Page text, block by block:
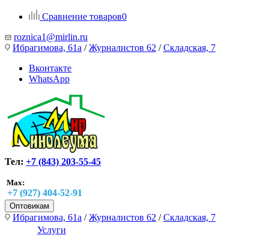
Сравнение товаров0
roznica1@mirlin.ru
Ибрагимова, 61а /Журналистов 62 /Складская, 7
Вконтакте
WhatsApp
Тел: +7 (843) 203-55-45
Max:
+7 (927) 404-52-91
Оптовикам
Ибрагимова, 61а /Журналистов 62 /Складская, 7
Услуги